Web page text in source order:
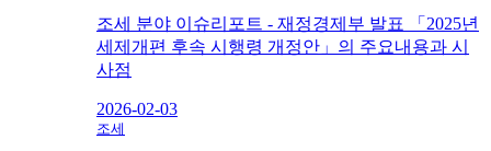
조세 분야 이슈리포트 - 재정경제부 발표 「2025년
세제개편 후속 시행령 개정안」의 주요내용과 시
사점
2026-02-03
조세